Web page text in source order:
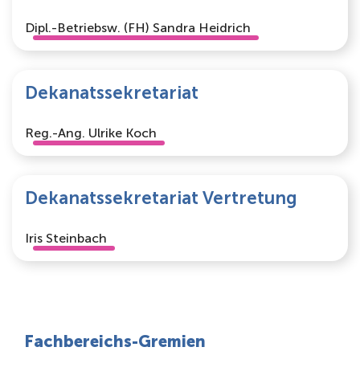
Dipl.-Betriebsw. (FH) Sandra Heidrich
Dekanatssekretariat
Reg.-Ang. Ulrike Koch
Dekanatssekretariat Vertretung
Iris Steinbach
Fachbereichs-Gremien